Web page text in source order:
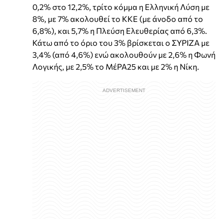
0,2% στο 12,2%, τρίτο κόμμα η Ελληνική Λύση με
8%, με 7% ακολουθεί το ΚΚΕ (με άνοδο από το
6,8%), και 5,7% η Πλεύση Ελευθερίας από 6,3%.
Κάτω από το όριο του 3% βρίσκεται ο ΣΥΡΙΖΑ με
3,4% (από 4,6%) ενώ ακολουθούν με 2,6% η Φωνή
Λογικής, με 2,5% το ΜέΡΑ25 και με 2% η Νίκη.